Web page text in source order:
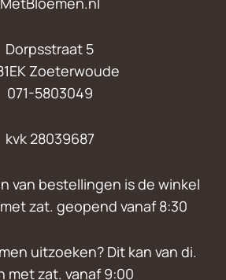
Dorpsstraat 5
Zoeterwoude
071-5803049
kvk 28039687
van bestellingen is de winkel
zat. geopend vanaf 8:30
uitzoeken? Dit kan van di.
met zat. vanaf 9:00